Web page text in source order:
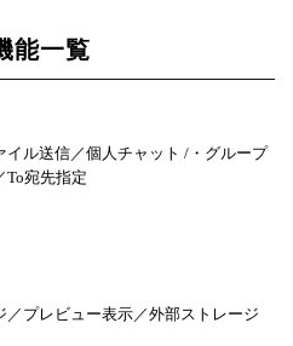
能一覧
イル送信／個人チャット /・グループ
To宛先指定
プレビュー表示／外部ストレージ